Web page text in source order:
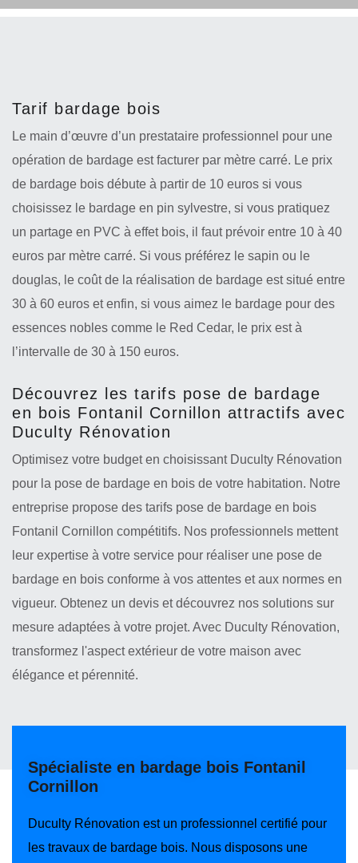
Tarif bardage bois
Le main d’œuvre d’un prestataire professionnel pour une
opération de bardage est facturer par mètre carré. Le prix
de bardage bois débute à partir de 10 euros si vous
choisissez le bardage en pin sylvestre, si vous pratiquez
un partage en PVC à effet bois, il faut prévoir entre 10 à 40
euros par mètre carré. Si vous préférez le sapin ou le
douglas, le coût de la réalisation de bardage est situé entre
30 à 60 euros et enfin, si vous aimez le bardage pour des
essences nobles comme le Red Cedar, le prix est à
l’intervalle de 30 à 150 euros.
Découvrez les tarifs pose de bardage
en bois Fontanil Cornillon attractifs avec
Duculty Rénovation
Optimisez votre budget en choisissant Duculty Rénovation
pour la pose de bardage en bois de votre habitation. Notre
entreprise propose des tarifs pose de bardage en bois
Fontanil Cornillon compétitifs. Nos professionnels mettent
leur expertise à votre service pour réaliser une pose de
bardage en bois conforme à vos attentes et aux normes en
vigueur. Obtenez un devis et découvrez nos solutions sur
mesure adaptées à votre projet. Avec Duculty Rénovation,
transformez l'aspect extérieur de votre maison avec
élégance et pérennité.
Spécialiste en bardage bois Fontanil
Cornillon
Duculty Rénovation est un professionnel certifié pour
les travaux de bardage bois. Nous disposons une